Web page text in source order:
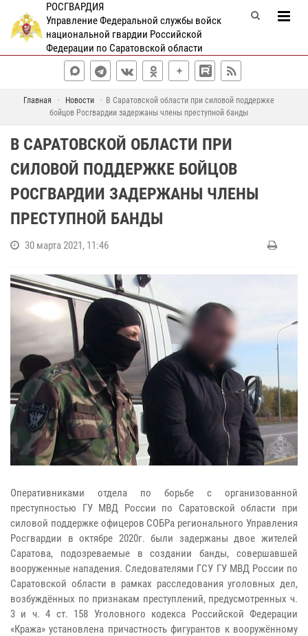
РОСГВАРДИЯ
Управление Федеральной службы войск
национальной гвардии Российской
Федерации по Саратовской области
Главная Новости
В Саратовской области при силовой поддержке
бойцов Росгвардии задержаны члены преступной банды
В САРАТОВСКОЙ ОБЛАСТИ ПРИ
СИЛОВОЙ ПОДДЕРЖКЕ БОЙЦОВ
РОСГВАРДИИ ЗАДЕРЖАНЫ ЧЛЕНЫ
ПРЕСТУПНОЙ БАНДЫ
30 марта 2021, 11:46
Оперативниками отдела по борьбе с организованной
преступностью ГУ МВД России по Саратовской области при
силовой поддержке офицеров СОБРа регионального Управления
Росгвардии в октябре 2020г. были задержаны двое жителей
Саратова, подозреваемые в создании банды, совершавшей
вооруженные нападения. Следователями ГСУ ГУ МВД России по
Саратовской области в рамках расследования уголовных дел,
возбуждённых по признакам преступлений, предусмотренных ч.
3 и ч. 4 ст. 158 Уголовного кодекса Российской Федерации
«Кража» установлена причастность фигурантов к вооружённому